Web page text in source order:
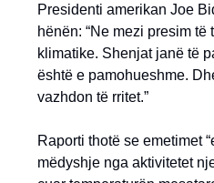
Presidenti amerikan Joe
hënën: “Ne mezi presim të
klimatike. Shenjat janë të
është e pamohueshme.
vazhdon të rritet.”
Raporti thotë se emetimet
mëdyshje nga aktivitetet